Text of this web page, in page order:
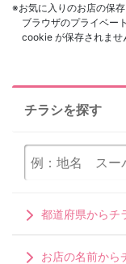
※お気に入りのお店の保
ブラウザのプライベー
cookie が保存されませ
チラシを探す
都道府県からチ
お店の名前から